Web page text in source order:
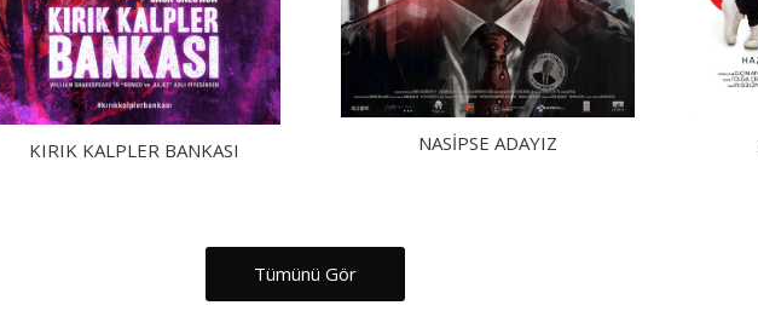
KIRIK KALPLER BANKASI NASIPSE ADAYIZ
Tümünü Gör